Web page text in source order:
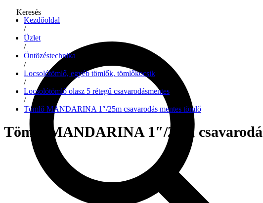
Keresés
Kezdőoldal
/
Üzlet
/
Öntözéstechnika
/
Locsolótömlő, egyéb tömlők, tömlőkocsik
/
Locsolótömlő olasz 5 rétegű csavarodásmentes
/
Tömlő MANDARINA 1″/25m csavarodás mentes tömlő
Tömlő MANDARINA 1″/25m